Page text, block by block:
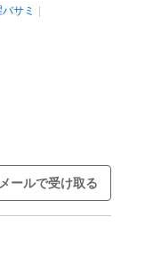
サミ
ールで受け取る